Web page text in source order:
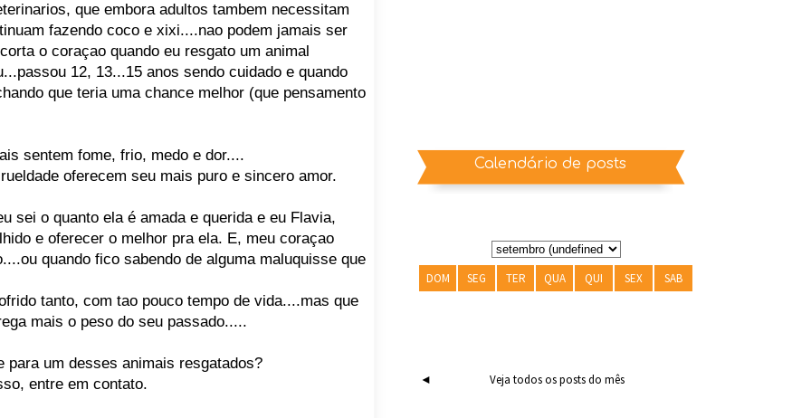
que embora adultos tambem necessitam
fazendo coco e xixi....nao podem jamais ser
o coraçao quando eu resgato um animal
12, 13...15 anos sendo cuidado e quando
que teria uma chance melhor (que pensamento
sentem fome, frio, medo e dor....
oferecem seu mais puro e sincero amor.
sei o quanto ela é amada e querida e eu Flavia,
e oferecer o melhor pra ela. E, meu coraçao
quando fico sabendo de alguma maluquisse que
tanto, com tao pouco tempo de vida....mas que
mais o peso do seu passado.....
para um desses animais resgatados?
entre em contato.
Calendário de posts
DOM SEG TER QUA QUI SEX SAB
◄ Veja todos os posts do mês